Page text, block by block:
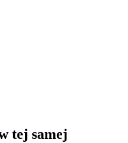
tej samej